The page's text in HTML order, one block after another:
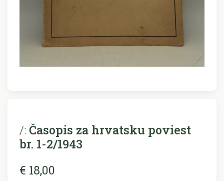
/: Časopis za hrvatsku poviest
br. 1-2/1943
€ 18,00